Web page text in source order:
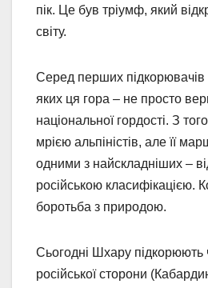
пік. Це був тріумф, який
світу.
Серед перших підкорювачів
яких ця гора – не просто
національної гордості. З
мрією альпіністів, але її
одними з найскладніших –
російською класифікацією.
боротьба з природою.
Сьогодні Шхару підкорюють
російської сторони